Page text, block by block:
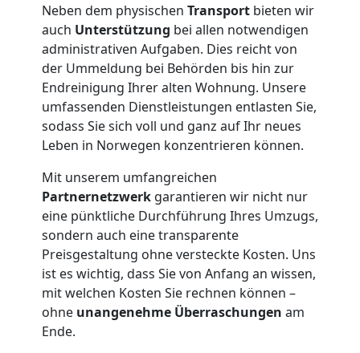
Neben dem physischen Transport bieten wir
auch Unterstützung bei allen notwendigen
administrativen Aufgaben. Dies reicht von
der Ummeldung bei Behörden bis hin zur
Endreinigung Ihrer alten Wohnung. Unsere
umfassenden Dienstleistungen entlasten Sie,
sodass Sie sich voll und ganz auf Ihr neues
Leben in Norwegen konzentrieren können.
Mit unserem umfangreichen
Partnernetzwerk garantieren wir nicht nur
eine pünktliche Durchführung Ihres Umzugs,
sondern auch eine transparente
Preisgestaltung ohne versteckte Kosten. Uns
ist es wichtig, dass Sie von Anfang an wissen,
mit welchen Kosten Sie rechnen können –
ohne unangenehme Überraschungen am
Ende.
Klaviertransport
Leonding
Privatumzug
Leonding
Tresortransport
Leonding